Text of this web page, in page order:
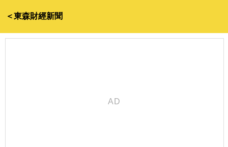
＜東森財經新聞